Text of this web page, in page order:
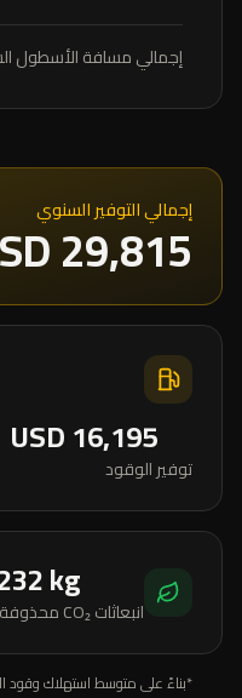
إجمالي مسافة الأسطول
إجمالي التوفير السنوي
29,815
USD16,195
توفير الوقود
kg
انبعاثات CO₂ محذوفة سنوياً
*بناءً على متوسط استهلاك وقود